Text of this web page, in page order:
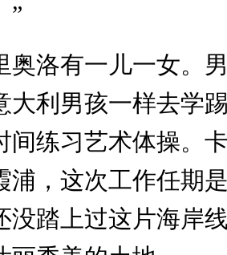
”
洛有一儿一女。男
大利男孩一样去学
间练习艺术体操。
浦，这次工作任期
没踏上过这片海岸